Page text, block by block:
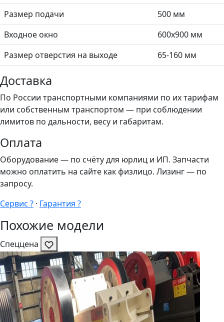
Размер подачи
500 мм
Входное окно
600x900 мм
Размер отверстия на выходе
65-160 мм
Доставка
По России транспортными компаниями по их тарифам
или собственным транспортом — при соблюдении
лимитов по дальности, весу и габаритам.
Оплата
Оборудование — по счёту для юрлиц и ИП. Запчасти
можно оплатить на сайте как физлицо. Лизинг — по
запросу.
Сервис ? · Гарантия ?
Похожие модели
Спеццена